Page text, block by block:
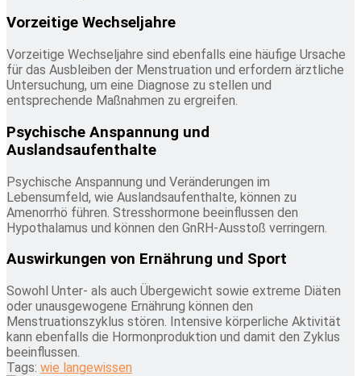
Vorzeitige Wechseljahre
Vorzeitige Wechseljahre sind ebenfalls eine häufige Ursache
für das Ausbleiben der Menstruation und erfordern ärztliche
Untersuchung, um eine Diagnose zu stellen und
entsprechende Maßnahmen zu ergreifen.
Psychische Anspannung und
Auslandsaufenthalte
Psychische Anspannung und Veränderungen im
Lebensumfeld, wie Auslandsaufenthalte, können zu
Amenorrhö führen. Stresshormone beeinflussen den
Hypothalamus und können den GnRH-Ausstoß verringern.
Auswirkungen von Ernährung und Sport
Sowohl Unter- als auch Übergewicht sowie extreme Diäten
oder unausgewogene Ernährung können den
Menstruationszyklus stören. Intensive körperliche Aktivität
kann ebenfalls die Hormonproduktion und damit den Zyklus
beeinflussen.
Tags: wie langewissen